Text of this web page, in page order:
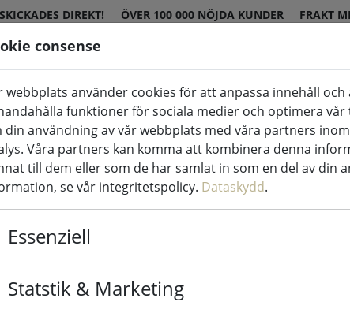
DIREKT! ÖVER 100 000 NÖJDA KUNDER FRAKT
LED-ljus inomhus & utomhus Kök &
consense
webbplats använder cookies för att anpassa innehåll
funktioner för sociala medier och optimera
din användning av vår webbplats med våra partners
Våra partners kan komma att kombinera denna
till dem eller som de har samlat in som en del av din
se vår integritetspolicy. Dataskydd.
Essenziell
Statstik & Marketing